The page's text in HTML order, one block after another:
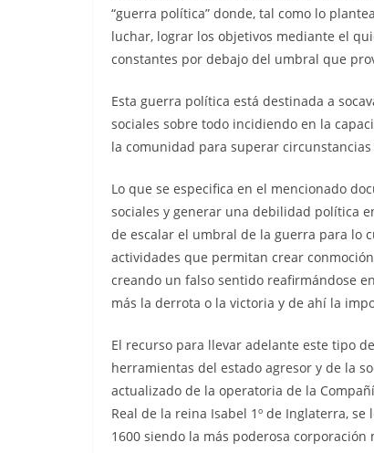
“guerra política” donde, tal como lo
luchar, lograr los objetivos mediante el
constantes por debajo del umbral que
Esta guerra política está destinada a
sociales sobre todo incidiendo en la
la comunidad para superar
Lo que se especifica en el mencionado
sociales y generar una debilidad política
de escalar el umbral de la guerra para lo
actividades que permitan crear
creando un falso sentido reafirmándose
más la derrota o la victoria y de ahí la
El recurso para llevar adelante este tipo
herramientas del estado agresor y de la
actualizado de la operatoria de la
Real de la reina Isabel 1º de Inglaterra,
1600 siendo la más poderosa